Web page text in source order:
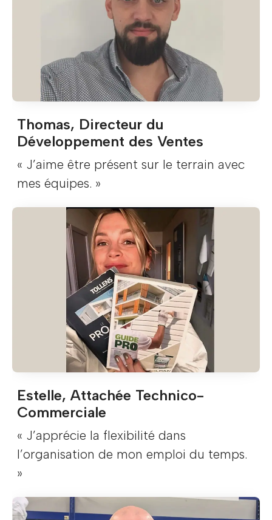
Thomas, Directeur du
Développement des Ventes
« J’aime être présent sur le terrain avec
mes équipes. »
Estelle, Attachée Technico-
Commerciale
« J’apprécie la flexibilité dans
l’organisation de mon emploi du temps.
»